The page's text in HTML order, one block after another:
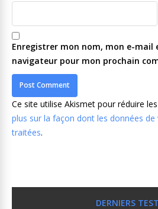
Enregistrer mon nom, mon e-mail
navigateur pour mon prochain
Ce site utilise Akismet pour réduire
plus sur la façon dont les données
traitées.
DERNIERS